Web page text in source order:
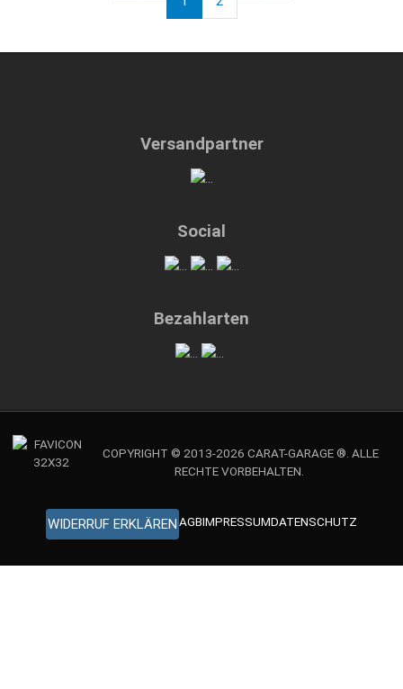
Versandpartner
Social
Bezahlarten
COPYRIGHT © 2013-2026 CARAT-GARAGE ®. ALLE
RECHTE VORBEHALTEN.
WIDERRUF ERKLÄRENAGBIMPRESSUMDATENSCHUTZ